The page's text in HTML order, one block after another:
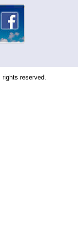
reserved.